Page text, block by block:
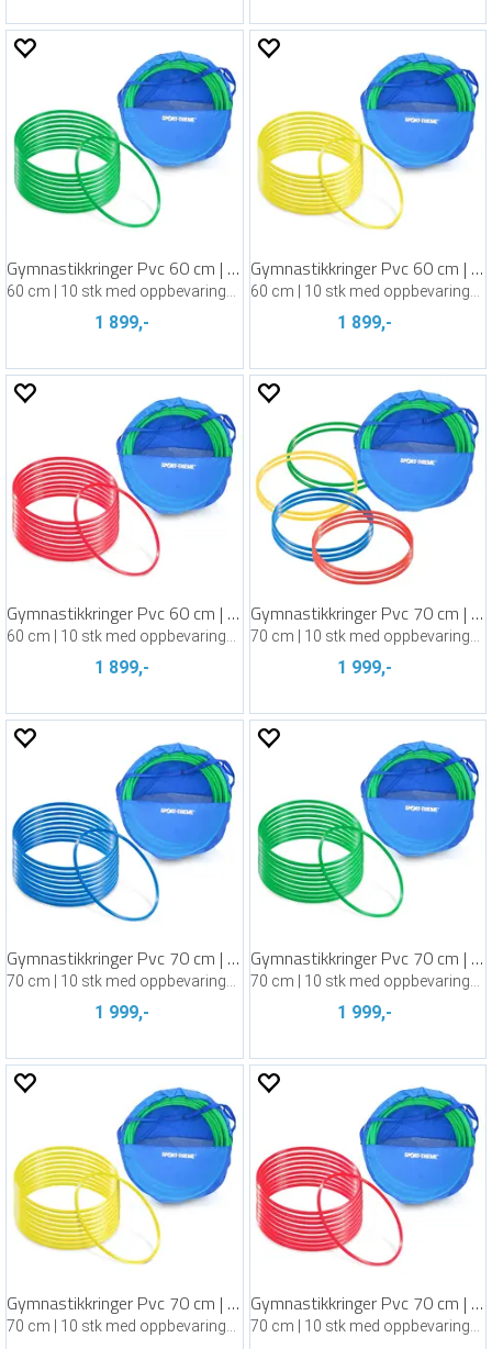
Gymnastikkringer Pvc 60 cm | Grønn
1 899,-
Gymnastikkringer Pvc 60 cm | Gul
1 899,-
Gymnastikkringer Pvc 60 cm | Rød
1 899,-
Gymnastikkringer Pvc 70 cm | Assortert
1 999,-
Gymnastikkringer Pvc 70 cm | Blå
1 999,-
Gymnastikkringer Pvc 70 cm | Grønn
1 999,-
Gymnastikkringer Pvc 70 cm | Gul Gymnastikkringer Pvc 70 cm | Rød